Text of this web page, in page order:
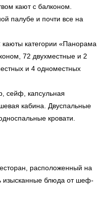
кают с балконом.
палубе и почти все на
категории «Панорама
72 двухместные и 2
и 4 одноместных
сейф, капсульная
кабина. Двуспальные
кровати.
расположенный на
изысканные блюда от шеф-